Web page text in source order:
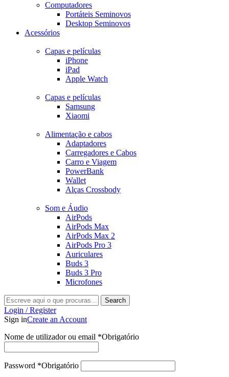
Computadores
Portáteis Seminovos
Desktop Seminovos
Acessórios
Capas e películas
iPhone
iPad
Apple Watch
Capas e películas
Samsung
Xiaomi
Alimentação e cabos
Adaptadores
Carregadores e Cabos
Carro e Viagem
PowerBank
Wallet
Alças Crossbody
Som e Áudio
AirPods
AirPods Max
AirPods Max 2
AirPods Pro 3
Auriculares
Buds 3
Buds 3 Pro
Microfones
Search
Login / Register
Sign inCreate an Account
Nome de utilizador ou email *Obrigatório
Password *Obrigatório